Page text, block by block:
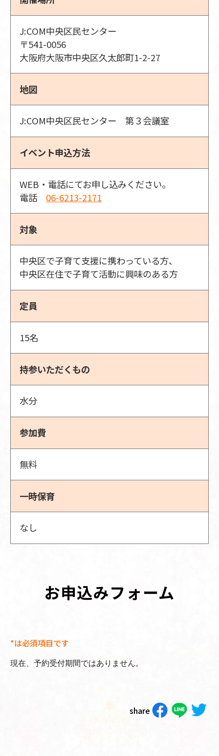
J:COM中央区民センター
〒541-0056
大阪府大阪市中央区久太郎町1-2-27
地図
J:COM中央区民センター 第３会議室
イベント申込方法
WEB・電話にてお申し込みください。
電話 06-6213-2171
対象
中央区で子育て支援に携わっている方、
中央区在住で子育て活動に興味のある方
定員
15名
持参いただくもの
水分
参加費
無料
一時保育
なし
お申込みフォーム
*は必須項目です
現在、予約受付期間ではありません。
share